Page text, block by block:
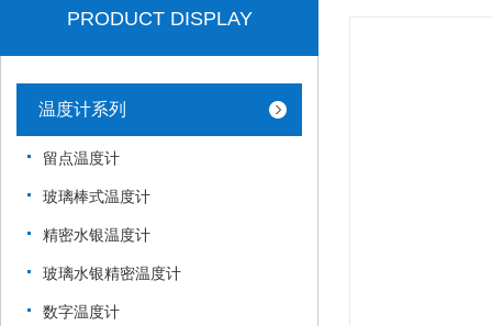
PRODUCT DISPLAY
温度计系列
留点温度计
玻璃棒式温度计
精密水银温度计
玻璃水银精密温度计
数字温度计